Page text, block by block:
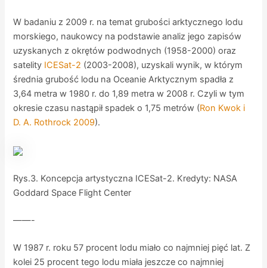
W badaniu z 2009 r. na temat grubości arktycznego lodu
morskiego, naukowcy na podstawie analiz jego zapisów
uzyskanych z okrętów podwodnych (1958-2000) oraz
satelity ICESat-2 (2003-2008), uzyskali wynik, w którym
średnia grubość lodu na Oceanie Arktycznym spadła z
3,64 metra w 1980 r. do 1,89 metra w 2008 r. Czyli w tym
okresie czasu nastąpił spadek o 1,75 metrów (Ron Kwok i
D. A. Rothrock 2009).
Rys.3. Koncepcja artystyczna ICESat-2. Kredyty: NASA
Goddard Space Flight Center
——-
W 1987 r. roku 57 procent lodu miało co najmniej pięć lat. Z
kolei 25 procent tego lodu miała jeszcze co najmniej